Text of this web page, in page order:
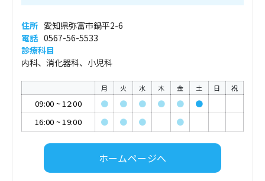
住所 愛知県弥富市鍋平2-6
電話 0567-56-5533
診療科目
内科、消化器科、小児科
月 火 水 木 金 土 日 祝
09:00 ~12:00 ● ● ● ● ●
●
16:00 ~19:00 ● ● ● ●
ホームページへ